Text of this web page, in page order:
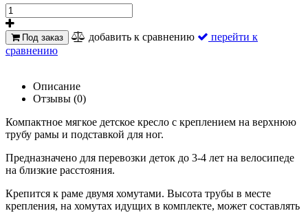
Под заказ добавить к сравнению
перейти к
сравнению
Описание
Отзывы (0)
Компактное мягкое детское кресло с креплением на верхнюю
трубу рамы и подставкой для ног.
Предназначено для перевозки деток до 3-4 лет на велосипеде
на близкие расстояния.
Крепится к раме двумя хомутами. Высота трубы в месте
крепления, на хомутах идущих в комплекте, может составлять